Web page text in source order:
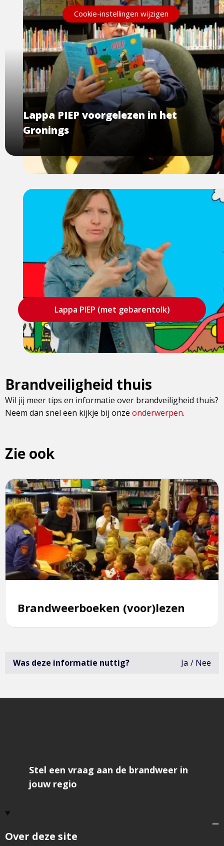
Cookie-instellingen wijzigen
Lappa PIEP voorgelezen in het
Gronings
Lappa PIEP (met gebarentolk)
Brandveiligheid thuis
Wil jij meer tips en informatie over brandveiligheid thuis?
Neem dan snel een kijkje bij onze onderwerpen.
Zie ook
Brandweerboeken (voor)lezen
Lees
meer
over
Brandweerboeken
(voor)lezen
Was deze informatie nuttig? Ja Nee
Over deze site
Stel een vraag aan de brandweer in
jouw regio